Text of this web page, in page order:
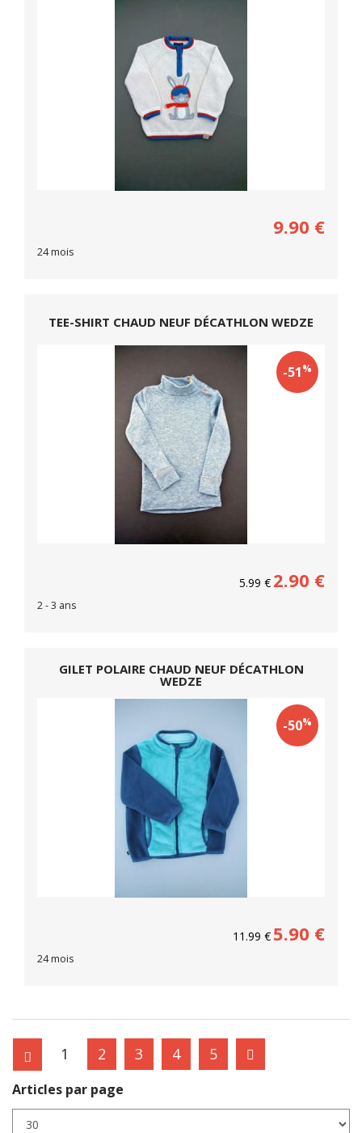
9.90 €
24 mois
TEE-SHIRT CHAUD NEUF DÉCATHLON WEDZE
-51%
5.99 € 2.90 €
2 - 3 ans
GILET POLAIRE CHAUD NEUF DÉCATHLON
WEDZE
-50%
11.99 € 5.90 €
24 mois
1 2 3 4 5
Articles par page